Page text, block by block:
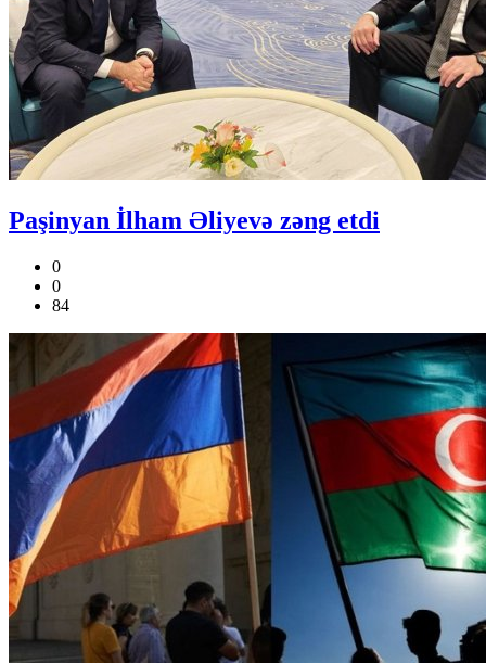
Paşinyan İlham Əliyevə zəng etdi
0
0
84